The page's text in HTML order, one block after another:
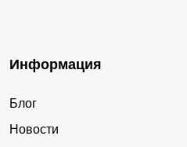
Информация
Блог
Новости